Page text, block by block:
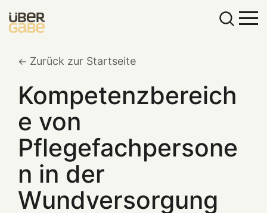
Zurück zur Startseite
Kompetenzbereich
e von
Pflegefachpersone
n in der
Wundversorgung